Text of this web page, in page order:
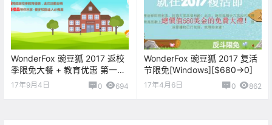
WonderFox 豌豆狐 2017 返校
季限免大餐 + 教育优惠 第一轮
活动
17年9月4日 0 694
WonderFox 豌豆狐 2017 复活
节限免[Windows][$680→0]
17年4月6日 0 862